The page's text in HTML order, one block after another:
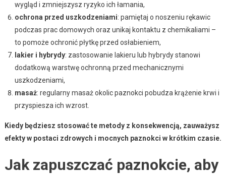
wygląd i zmniejszysz ryzyko ich łamania,
ochrona przed uszkodzeniami: pamiętaj o noszeniu rękawic
podczas prac domowych oraz unikaj kontaktu z chemikaliami –
to pomoże ochronić płytkę przed osłabieniem,
lakier i hybrydy: zastosowanie lakieru lub hybrydy stanowi
dodatkową warstwę ochronną przed mechanicznymi
uszkodzeniami,
masaż: regularny masaż okolic paznokci pobudza krążenie krwi i
przyspiesza ich wzrost.
Kiedy będziesz stosować te metody z konsekwencją, zauważysz
efekty w postaci zdrowych i mocnych paznokci w krótkim czasie.
Jak zapuszczać paznokcie, aby